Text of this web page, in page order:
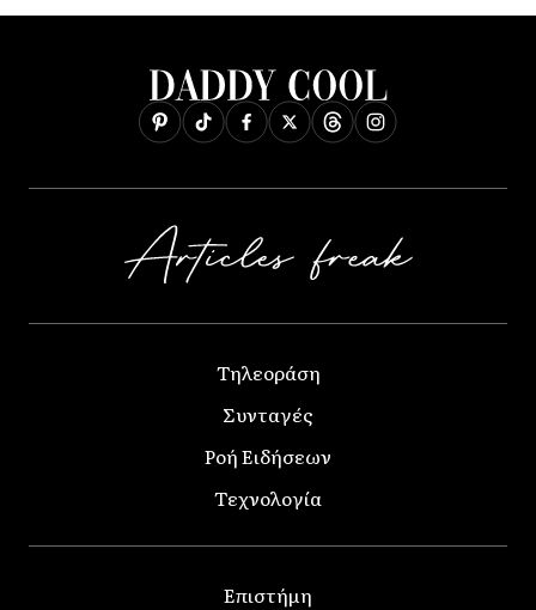
Τηλεοράση
Συνταγές
Ροή Ειδήσεων
Τεχνολογία
Επιστήμη